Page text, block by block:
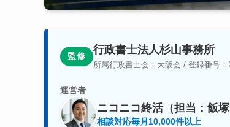
監修 行政書士法人杉山事務所
所属行政書士会：大阪会 / 登録番号：
運営者
ニコニコ終活（担当：飯塚
相談対応毎月10,000件以上